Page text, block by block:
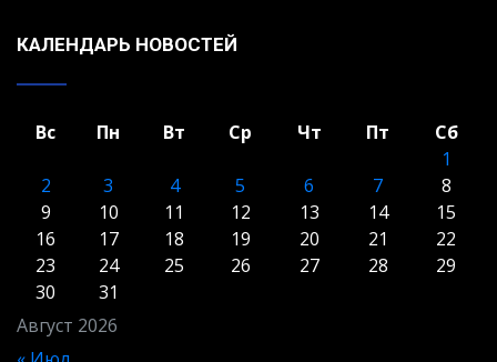
КАЛЕНДАРЬ НОВОСТЕЙ
Август 2026
Вс Пн Вт Ср Чт Пт
Сб
1
2
3 4 5 6 7
8
9
10 11 12 13 14
15
16
17 18 19 20 21
22
23
24 25 26 27 28
29
30
31